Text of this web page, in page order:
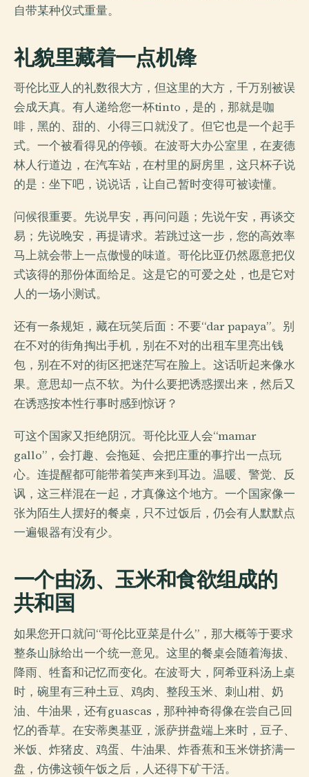
自带某种仪式重量。
礼貌里藏着一点机锋
哥伦比亚人的礼数很大方，但这里的大方，千万别被误
会成天真。有人递给您一杯tinto，是的，那就是咖
啡，黑的、甜的、小得三口就没了。但它也是一个起手
式。一个被看得见的停顿。在波哥大办公室里，在麦德
林人行道边，在汽车站，在村里的厨房里，这只杯子说
的是：坐下吧，说说话，让自己暂时变得可被读懂。
问候很重要。先说早安，再问问题；先说午安，再谈交
易；先说晚安，再提请求。若跳过这一步，您的高效率
马上就会带上一点傲慢的味道。哥伦比亚仍然愿意把仪
式该得的那份体面给足。这是它的可爱之处，也是它对
人的一场小测试。
还有一条规矩，藏在玩笑后面：不要“dar papaya”。别
在不对的街角掏出手机，别在不对的出租车里亮出钱
包，别在不对的街区把迷茫写在脸上。这话听起来像水
果。意思却一点不软。为什么要把诱惑摆出来，然后又
在诱惑按本性行事时感到惊讶？
可这个国家又拒绝阴沉。哥伦比亚人会“mamar
gallo”，会打趣、会拖延、会把庄重的事拧出一点玩
心。连提醒都可能带着笑声来到耳边。温暖、警觉、反
讽，这三样混在一起，才真像这个地方。一个国家像一
张为陌生人摆好的餐桌，只不过饭后，仍会有人默默点
一遍银器有没有少。
一个由汤、玉米和食欲组成的
共和国
如果您开口就问“哥伦比亚菜是什么”，那大概等于要求
整条山脉给出一个统一意见。这里的餐桌会随着海拔、
降雨、牲畜和记忆而变化。在波哥大，阿希亚科汤上桌
时，碗里有三种土豆、鸡肉、整段玉米、刺山柑、奶
油、牛油果，还有guascas，那种神奇得像在尝自己回
忆的香草。在安蒂奥基亚，派萨拼盘端上来时，豆子、
米饭、炸猪皮、鸡蛋、牛油果、炸香蕉和玉米饼挤满一
盘，仿佛这顿午饭之后，人还得下矿干活。